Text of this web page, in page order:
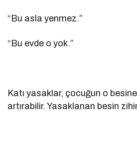
“Bu asla yenmez.”
“Bu evde o yok.”
Katı yasaklar, çocuğun o besine
artırabilir. Yasaklanan besin